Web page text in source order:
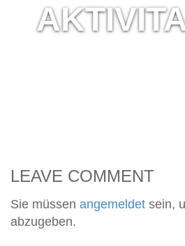
LEAVE COMMENT
Sie müssen angemeldet sein,
abzugeben.